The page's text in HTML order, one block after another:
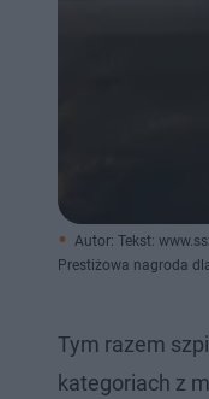
Autor: Tekst:
Prestiżowa nagroda
Tym razem
kategoriach z